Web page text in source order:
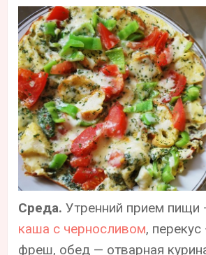
Среда. Утренний прием пищи
каша с черносливом,
фреш, обед — отварная